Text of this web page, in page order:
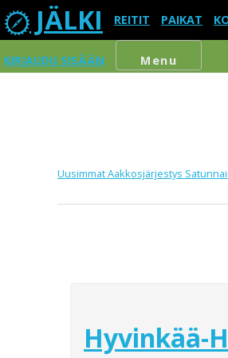
JÄLKI REITIT PAIKAT
KIRJAUDU SISÄÄN Menu
UusimmatAakkosjärjestys
Hyvinkää-